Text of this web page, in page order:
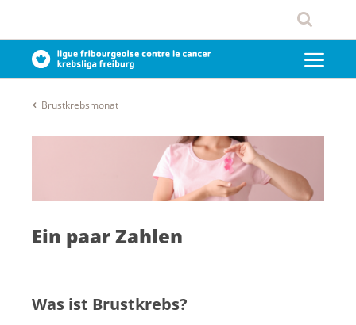
Brustkrebsmonat
Ein paar Zahlen
Was ist Brustkrebs?